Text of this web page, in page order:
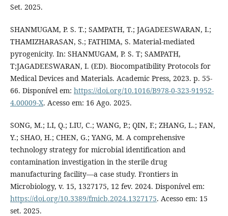
Set. 2025.
SHANMUGAM, P. S. T.; SAMPATH, T.; JAGADEESWARAN, I.;
THAMIZHARASAN, S.; FATHIMA, S. Material-mediated
pyrogenicity. In: SHANMUGAM, P. S. T; SAMPATH,
T;JAGADEESWARAN, I. (ED). Biocompatibility Protocols for
Medical Devices and Materials. Academic Press, 2023. p. 55-
66. Disponível em: https://doi.org/10.1016/B978-0-323-91952-
4.00009-X. Acesso em: 16 Ago. 2025.
SONG, M.; LI, Q.; LIU, C.; WANG, P.; QIN, F.; ZHANG, L.; FAN,
Y.; SHAO, H.; CHEN, G.; YANG, M. A comprehensive
technology strategy for microbial identification and
contamination investigation in the sterile drug
manufacturing facility—a case study. Frontiers in
Microbiology, v. 15, 1327175, 12 fev. 2024. Disponível em:
https://doi.org/10.3389/fmicb.2024.1327175. Acesso em: 15
set. 2025.